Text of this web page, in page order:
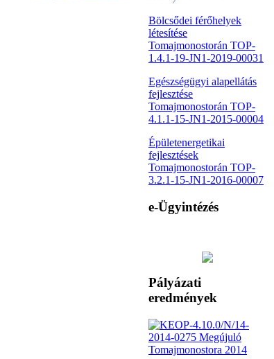
Bölcsődei férőhelyek
létesítése
Tomajmonostorán TOP-
1.4.1-19-JN1-2019-00031
Egészségügyi alapellátás
fejlesztése
Tomajmonostorán TOP-
4.1.1-15-JN1-2015-00004
Épületenergetikai
fejlesztések
Tomajmonostorán TOP-
3.2.1-15-JN1-2016-00007
e-Ügyintézés
Pályázati
eredmények